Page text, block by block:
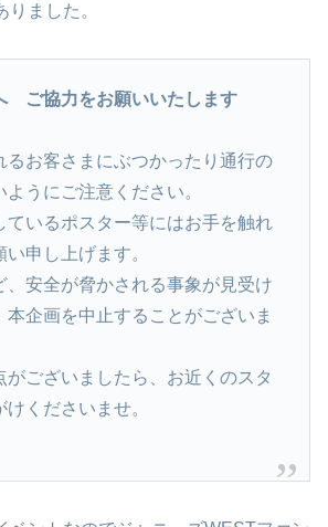
ました。
ご協力をお願いいたします
るお客さまにぶつかったり通行の
うにご注意ください。
ているポスター等にはお手を触れ
申し上げます。
、安全が脅かされる事象が見受け
本企画を中止することがございま
がございましたら、お近くのスタ
くださいませ。